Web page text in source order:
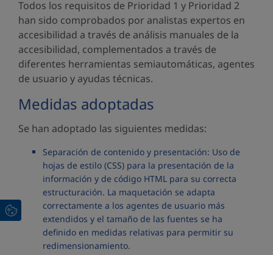
Todos los requisitos de Prioridad 1 y Prioridad 2
han sido comprobados por analistas expertos en
accesibilidad a través de análisis manuales de la
accesibilidad, complementados a través de
diferentes herramientas semiautomáticas, agentes
de usuario y ayudas técnicas.
Medidas adoptadas
Se han adoptado las siguientes medidas:
Separación de contenido y presentación: Uso de
hojas de estilo (CSS) para la presentación de la
información y de código HTML para su correcta
estructuración. La maquetación se adapta
correctamente a los agentes de usuario más
extendidos y el tamaño de las fuentes se ha
definido en medidas relativas para permitir su
redimensionamiento.